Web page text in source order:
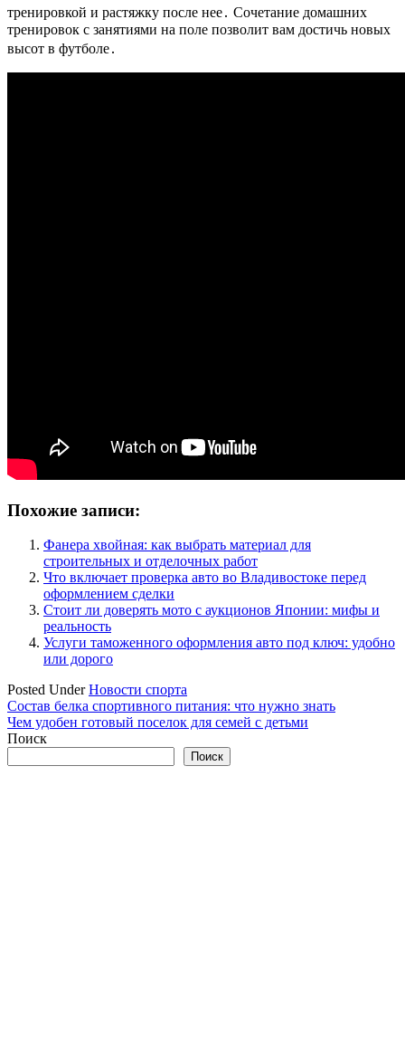
тренировкой и растяжку после нее․ Сочетание домашних
тренировок с занятиями на поле позволит вам достичь новых
высот в футболе․
Похожие записи:
Фанера хвойная: как выбрать материал для
строительных и отделочных работ
Что включает проверка авто во Владивостоке перед
оформлением сделки
Стоит ли доверять мото с аукционов Японии: мифы и
реальность
Услуги таможенного оформления авто под ключ: удобно
или дорого
Posted UnderНовости спорта
Навигация
по
Состав белка спортивного питания: что нужно знать
Чем удобен готовый поселок для семей с детьми
Поиск
Поиск